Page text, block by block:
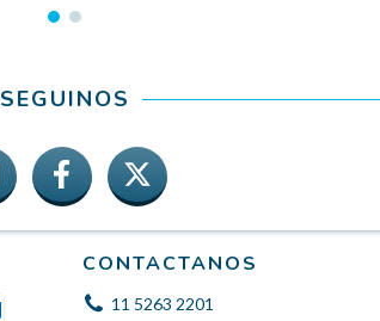
SEGUINOS
CONTACTANOS
11 5263 2201